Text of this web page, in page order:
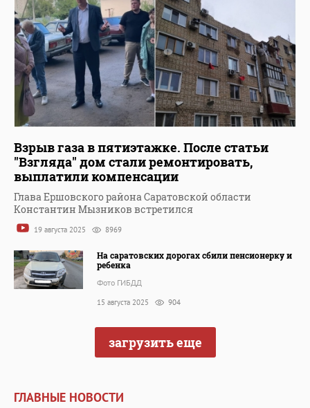
Взрыв газа в пятиэтажке. После статьи
"Взгляда" дом стали ремонтировать,
выплатили компенсации
Глава Ершовского района Саратовской области
Константин Мызников встретился
19 августа 2025 8969
На саратовских дорогах сбили пенсионерку и
ребенка
Фото ГИБДД
15 августа 2025 904
загрузить еще
ГЛАВНЫЕ НОВОСТИ